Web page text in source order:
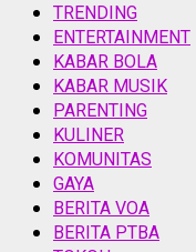
TRENDING
ENTERTAINMENT
KABAR BOLA
KABAR MUSIK
PARENTING
KULINER
KOMUNITAS
GAYA
BERITA VOA
BERITA PTBA